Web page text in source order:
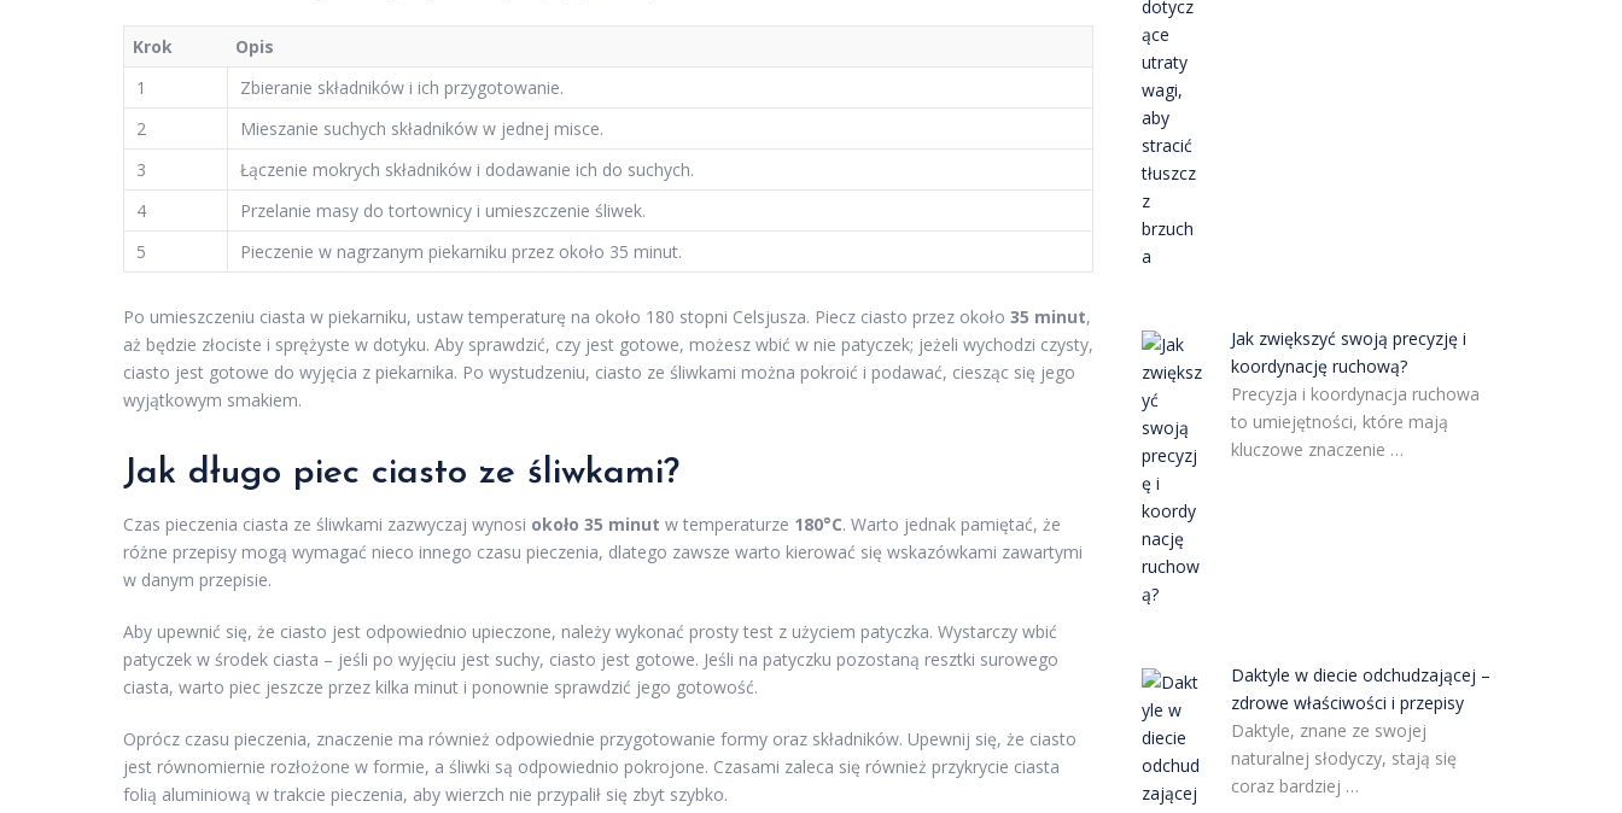
Krok
Opis
1
Zbieranie składników i ich przygotowanie.
2
Mieszanie suchych składników w jednej misce.
3
Łączenie mokrych składników i dodawanie ich do suchych.
4
Przelanie masy do tortownicy i umieszczenie śliwek.
5
Pieczenie w nagrzanym piekarniku przez około 35 minut.
Po umieszczeniu ciasta w piekarniku, ustaw temperaturę na około 180 stopni Celsjusza. Piecz ciasto przez około 35 minut,
aż będzie złociste i sprężyste w dotyku. Aby sprawdzić, czy jest gotowe, możesz wbić w nie patyczek; jeżeli wychodzi czysty,
ciasto jest gotowe do wyjęcia z piekarnika. Po wystudzeniu, ciasto ze śliwkami można pokroić i podawać, ciesząc się jego
wyjątkowym smakiem.
Jak długo piec ciasto ze śliwkami?
Czas pieczenia ciasta ze śliwkami zazwyczaj wynosi około 35 minut w temperaturze 180°C. Warto jednak pamiętać, że
różne przepisy mogą wymagać nieco innego czasu pieczenia, dlatego zawsze warto kierować się wskazówkami zawartymi
w danym przepisie.
Aby upewnić się, że ciasto jest odpowiednio upieczone, należy wykonać prosty test z użyciem patyczka. Wystarczy wbić
patyczek w środek ciasta – jeśli po wyjęciu jest suchy, ciasto jest gotowe. Jeśli na patyczku pozostaną resztki surowego
ciasta, warto piec jeszcze przez kilka minut i ponownie sprawdzić jego gotowość.
Oprócz czasu pieczenia, znaczenie ma również odpowiednie przygotowanie formy oraz składników. Upewnij się, że ciasto
jest równomiernie rozłożone w formie, a śliwki są odpowiednio pokrojone. Czasami zaleca się również przykrycie ciasta
folią aluminiową w trakcie pieczenia, aby wierzch nie przypalił się zbyt szybko.
Jak zwiększyć swoją precyzję i
koordynację ruchową?
Precyzja i koordynacja ruchowa
to umiejętności, które mają
kluczowe znaczenie …
Daktyle w diecie odchudzającej –
zdrowe właściwości i przepisy
Daktyle, znane ze swojej
naturalnej słodyczy, stają się
coraz bardziej …